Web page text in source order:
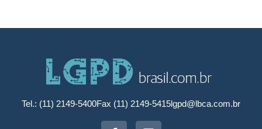
Tel.: (11) 2149-5400Fax (11) 2149-5415lgpd@lbca.com.br